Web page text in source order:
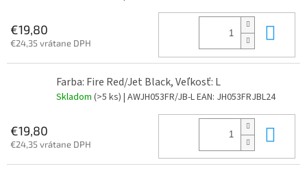
€19,80
€24,35 vrátane DPH
Farba: Fire Red/Jet Black, Veľkosť: L
Skladom (>5 ks) | AWJH053FR/JB-LEAN: JH053FRJBL24
€19,80
€24,35 vrátane DPH